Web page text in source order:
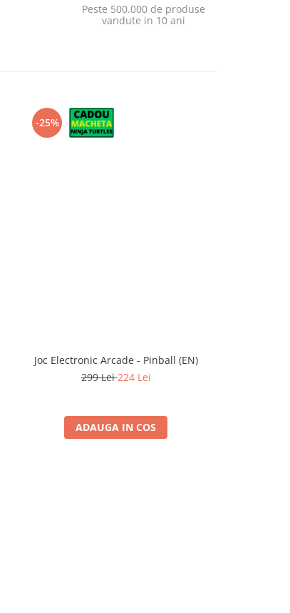
Peste 500.000 de produse
vandute in 10 ani
-25%
Joc Electronic Arcade - Pinball (EN)
299 Lei224 Lei
ADAUGA IN COS